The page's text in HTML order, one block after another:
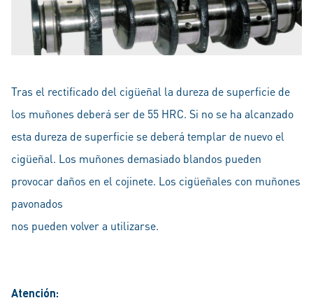
Tras el rectificado del cigüeñal la dureza de superficie de
los muñones deberá ser de 55 HRC. Si no se ha alcanzado
esta dureza de superficie se deberá templar de nuevo el
cigüeñal. Los muñones demasiado blandos pueden
provocar daños en el cojinete. Los cigüeñales con muñones
pavonados
nos pueden volver a utilizarse.
Atención: